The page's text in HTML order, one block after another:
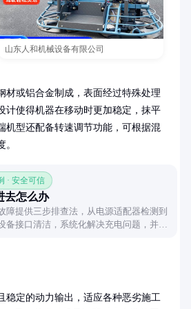
山东人和机械设备有限公司
材或铝合金制成，表面经过特殊处理
计使得机器在移动时更加稳定，抹平
机型还配备转速调节功能，可根据混
· 安全可信
去怎么办
障提供三步排查法，从电源适配器检测到
备接口清洁，系统化解决充电问题，并给
稳定的动力输出，适应各种恶劣施工